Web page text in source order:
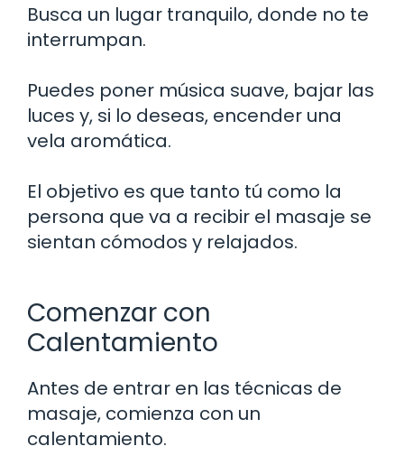
Busca un lugar tranquilo, donde no te
interrumpan.
Puedes poner música suave, bajar las
luces y, si lo deseas, encender una
vela aromática.
El objetivo es que tanto tú como la
persona que va a recibir el masaje se
sientan cómodos y relajados.
Comenzar con
Calentamiento
Antes de entrar en las técnicas de
masaje, comienza con un
calentamiento.